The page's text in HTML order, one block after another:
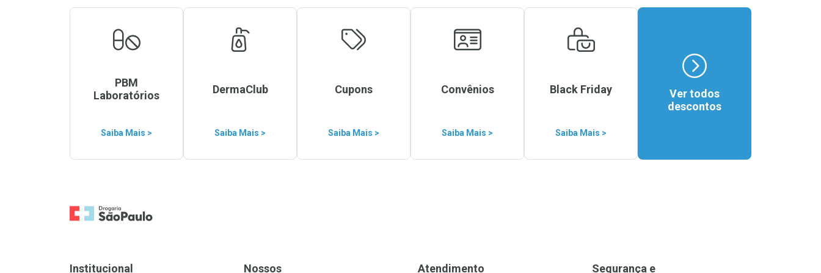
PBM
Laboratórios
Saiba Mais >
DermaClub
Saiba Mais >
Cupons
Saiba Mais >
Convênios
Saiba Mais >
Black Friday
Saiba Mais >
Ver todos
descontos
Ir para a Home
Institucional Nossos Atendimento Segurança e